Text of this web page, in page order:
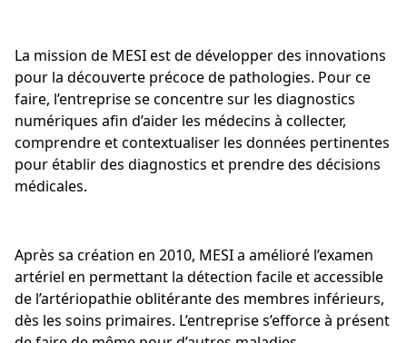
La mission de MESI est de développer des innovations
pour la découverte précoce de pathologies. Pour ce
faire, l’entreprise se concentre sur les diagnostics
numériques afin d’aider les médecins à collecter,
comprendre et contextualiser les données pertinentes
pour établir des diagnostics et prendre des décisions
médicales.
Après sa création en 2010, MESI a amélioré l’examen
artériel en permettant la détection facile et accessible
de l’artériopathie oblitérante des membres inférieurs,
dès les soins primaires. L’entreprise s’efforce à présent